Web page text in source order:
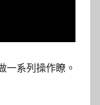
一系列操作瞭。